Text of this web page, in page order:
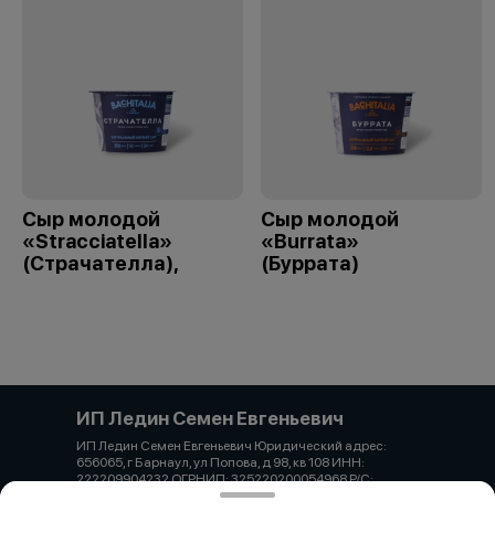
Сыр молодой
«Stracciatella»
(Страчателла),
Сыр молодой
«Burrata»
(Буррата)
ИП Ледин Семен Евгеньевич
ИП Ледин Семен Евгеньевич Юридический адрес:
656065, г Барнаул, ул Попова, д 98, кв 108 ИНН:
222209904232 ОГРНИП: 325220200054968 Р/С:
40802810102740002869 АЛТАЙСКОЕ ОТДЕЛЕНИЕ